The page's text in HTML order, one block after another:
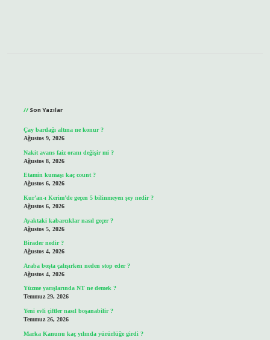
Son Yazılar
Çay bardağı altına ne konur ?
Ağustos 9, 2026
Nakit avans faiz oranı değişir mi ?
Ağustos 8, 2026
Etamin kumaşı kaç count ?
Ağustos 6, 2026
Kur’an-ı Kerim’de geçen 5 bilinmeyen şey nedir ?
Ağustos 6, 2026
Ayaktaki kabarcıklar nasıl geçer ?
Ağustos 5, 2026
Birader nedir ?
Ağustos 4, 2026
Araba boşta çalışırken neden stop eder ?
Ağustos 4, 2026
Yüzme yarışlarında NT ne demek ?
Temmuz 29, 2026
Yeni evli çiftler nasıl boşanabilir ?
Temmuz 26, 2026
Marka Kanunu kaç yılında yürürlüğe girdi ?